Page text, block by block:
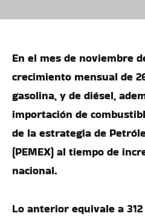
En el mes de noviembre
crecimiento mensual de
gasolina, y de diésel,
importación de
de la estrategia de
(PEMEX) al tiempo de
nacional.
Lo anterior equivale a